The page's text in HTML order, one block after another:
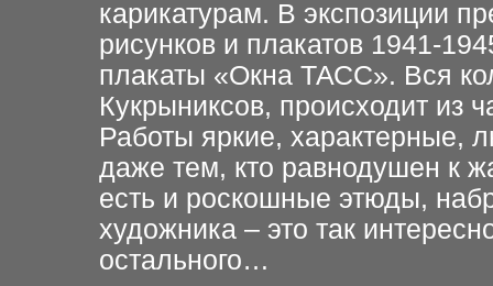
карикатурам. В экспозиции
рисунков и плакатов 1941-
плакаты «Окна ТАСС». Вся
Кукрыниксов, происходит из
Работы яркие, характерные,
даже тем, кто равнодушен к
есть и роскошные этюды,
художника – это так
остального…